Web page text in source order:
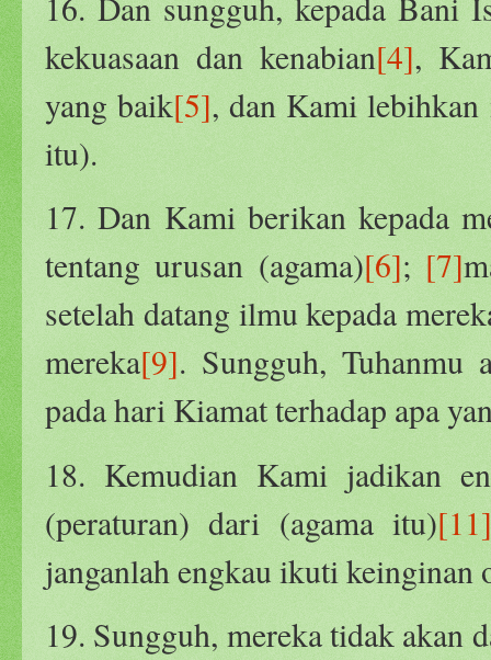
kekuasaan dan kenabian[4],
yang baik[5], dan Kami lebihkan
itu).
17. Dan Kami berikan kepada
tentang urusan (agama)[6]; [7]
setelah datang ilmu kepada
mereka[9]. Sungguh, Tuhanmu
pada hari Kiamat terhadap apa
18. Kemudian Kami jadikan
(peraturan) dari (agama itu)[11]
janganlah engkau ikuti keinginan
19. Sungguh, mereka tidak akan